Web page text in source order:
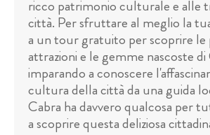
ricco patrimonio culturale e alle
città. Per sfruttare al meglio la
a un tour gratuito per scoprire le
attrazioni e le gemme nascoste di
imparando a conoscere
cultura della città da una guida
Cabra ha davvero qualcosa per
a scoprire questa deliziosa